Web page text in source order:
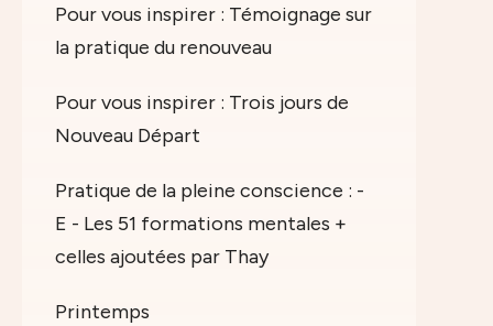
Pour vous inspirer : Témoignage sur
la pratique du renouveau
Pour vous inspirer : Trois jours de
Nouveau Départ
Pratique de la pleine conscience : -
E - Les 51 formations mentales +
celles ajoutées par Thay
Printemps